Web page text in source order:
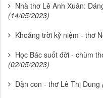
Nhà thơ Lê Anh Xuân:
(14/05/2023)
Khoảng trời kỷ niệm - thơ
Học Bác suốt đời - chùm
(02/05/2023)
Dặn con - thơ Lê Thị Dung